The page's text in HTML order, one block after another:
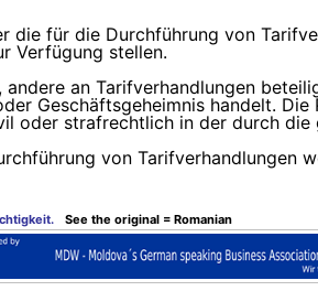
die für die Durchführung von
Verfügung stellen.
andere an Tarifverhandlungen
Geschäftsgeheimnis handelt.
oder strafrechtlich in der durch
von Tarifverhandlungen
See the original = Romanian